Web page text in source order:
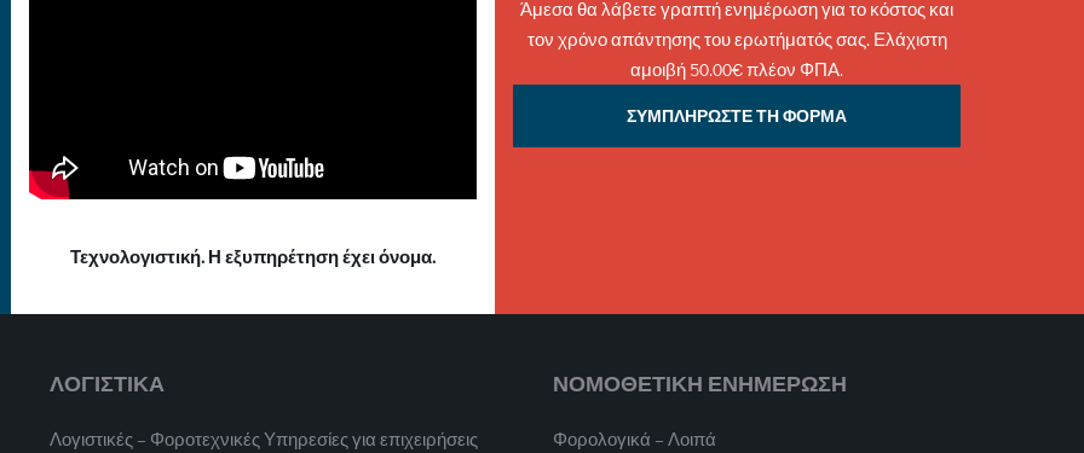
Τεχνολογιστική. Η εξυπηρέτηση έχει όνομα.
Άμεσα θα λάβετε γραπτή ενημέρωση για το κόστος και
τον χρόνο απάντησης του ερωτήματός σας. Ελάχιστη
αμοιβή 50.00€ πλέον ΦΠΑ.
ΣΥΜΠΛΗΡΩΣΤΕ ΤΗ ΦΟΡΜΑ
ΛΟΓΙΣΤΙΚΑ
Λογιστικές – Φοροτεχνικές Υπηρεσίες για επιχειρήσεις
ΝΟΜΟΘΕΤΙΚΗ ΕΝΗΜΕΡΩΣΗ
Φορολογικά – Λοιπά